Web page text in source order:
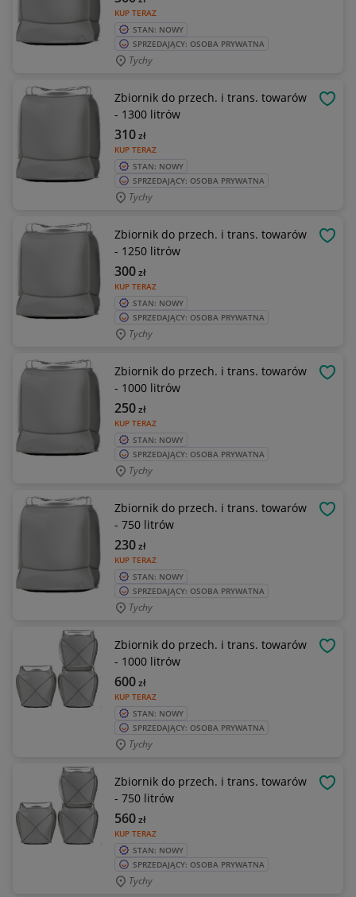
KUP TERAZ
STAN: NOWY
SPRZEDAJĄCY: OSOBA PRYWATNA
Tychy
Zbiornik do przech. i trans. towarów
- 1300 litrów
KUP TERAZ
310zł
STAN: NOWY
SPRZEDAJĄCY: OSOBA PRYWATNA
Tychy
Zbiornik do przech. i trans. towarów
- 1250 litrów
KUP TERAZ
300zł
STAN: NOWY
SPRZEDAJĄCY: OSOBA PRYWATNA
Tychy
Zbiornik do przech. i trans. towarów
- 1000 litrów
KUP TERAZ
250zł
STAN: NOWY
SPRZEDAJĄCY: OSOBA PRYWATNA
Tychy
Zbiornik do przech. i trans. towarów
- 750 litrów
KUP TERAZ
230zł
STAN: NOWY
SPRZEDAJĄCY: OSOBA PRYWATNA
Tychy
Zbiornik do przech. i trans. towarów
- 1000 litrów
KUP TERAZ
600zł
STAN: NOWY
SPRZEDAJĄCY: OSOBA PRYWATNA
Tychy
Zbiornik do przech. i trans. towarów
- 750 litrów
KUP TERAZ
560zł
STAN: NOWY
SPRZEDAJĄCY: OSOBA PRYWATNA
Tychy